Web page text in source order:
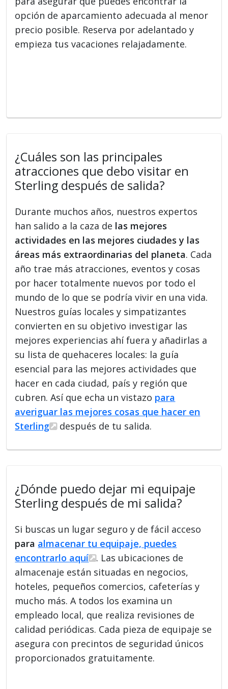
opción de aparcamiento adecuada al menor
precio posible. Reserva por adelantado y
empieza tus vacaciones relajadamente.
¿Cuáles son las principales
atracciones que debo visitar en
Sterling después de salida?
Durante muchos años, nuestros expertos
han salido a la caza de las mejores
actividades en las mejores ciudades y las
áreas más extraordinarias del planeta. Cada
año trae más atracciones, eventos y cosas
por hacer totalmente nuevos por todo el
mundo de lo que se podría vivir en una vida.
Nuestros guías locales y simpatizantes
convierten en su objetivo investigar las
mejores experiencias ahí fuera y añadirlas a
su lista de quehaceres locales: la guía
esencial para las mejores actividades que
hacer en cada ciudad, país y región que
cubren. Así que echa un vistazo para
averiguar las mejores cosas que hacer en
Sterling
después de tu salida.
¿Dónde puedo dejar mi equipaje
Sterling después de mi salida?
Si buscas un lugar seguro y de fácil acceso
para almacenar tu equipaje, puedes
encontrarlo aquí
. Las ubicaciones de
almacenaje están situadas en negocios,
hoteles, pequeños comercios, cafeterías y
mucho más. A todos los examina un
empleado local, que realiza revisiones de
calidad periódicas. Cada pieza de equipaje se
asegura con precintos de seguridad únicos
proporcionados gratuitamente.